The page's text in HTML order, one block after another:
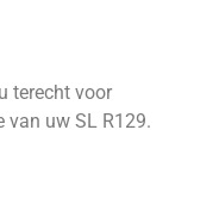
terecht voor
van uw SL R129.